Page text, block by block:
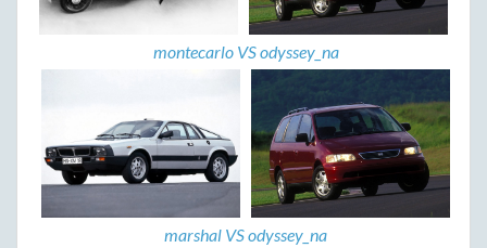
montecarlo VS odyssey_na
marshal VS odyssey_na